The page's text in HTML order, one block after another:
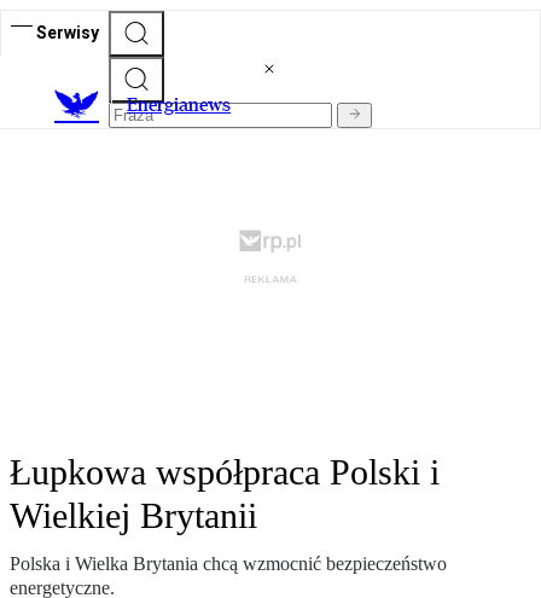
Serwisy
Energianews
Łupkowa współpraca Polski i
Wielkiej Brytanii
Polska i Wielka Brytania chcą wzmocnić bezpieczeństwo
energetyczne.